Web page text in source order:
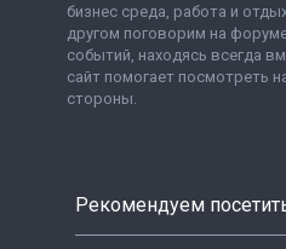
бизнес среда, работа и
другом поговорим на
событий, находясь всегда
сайт помогает посмотреть
стороны.
Рекомендуем